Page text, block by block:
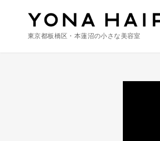
東京都板橋区・本蓮沼の小さな美容室